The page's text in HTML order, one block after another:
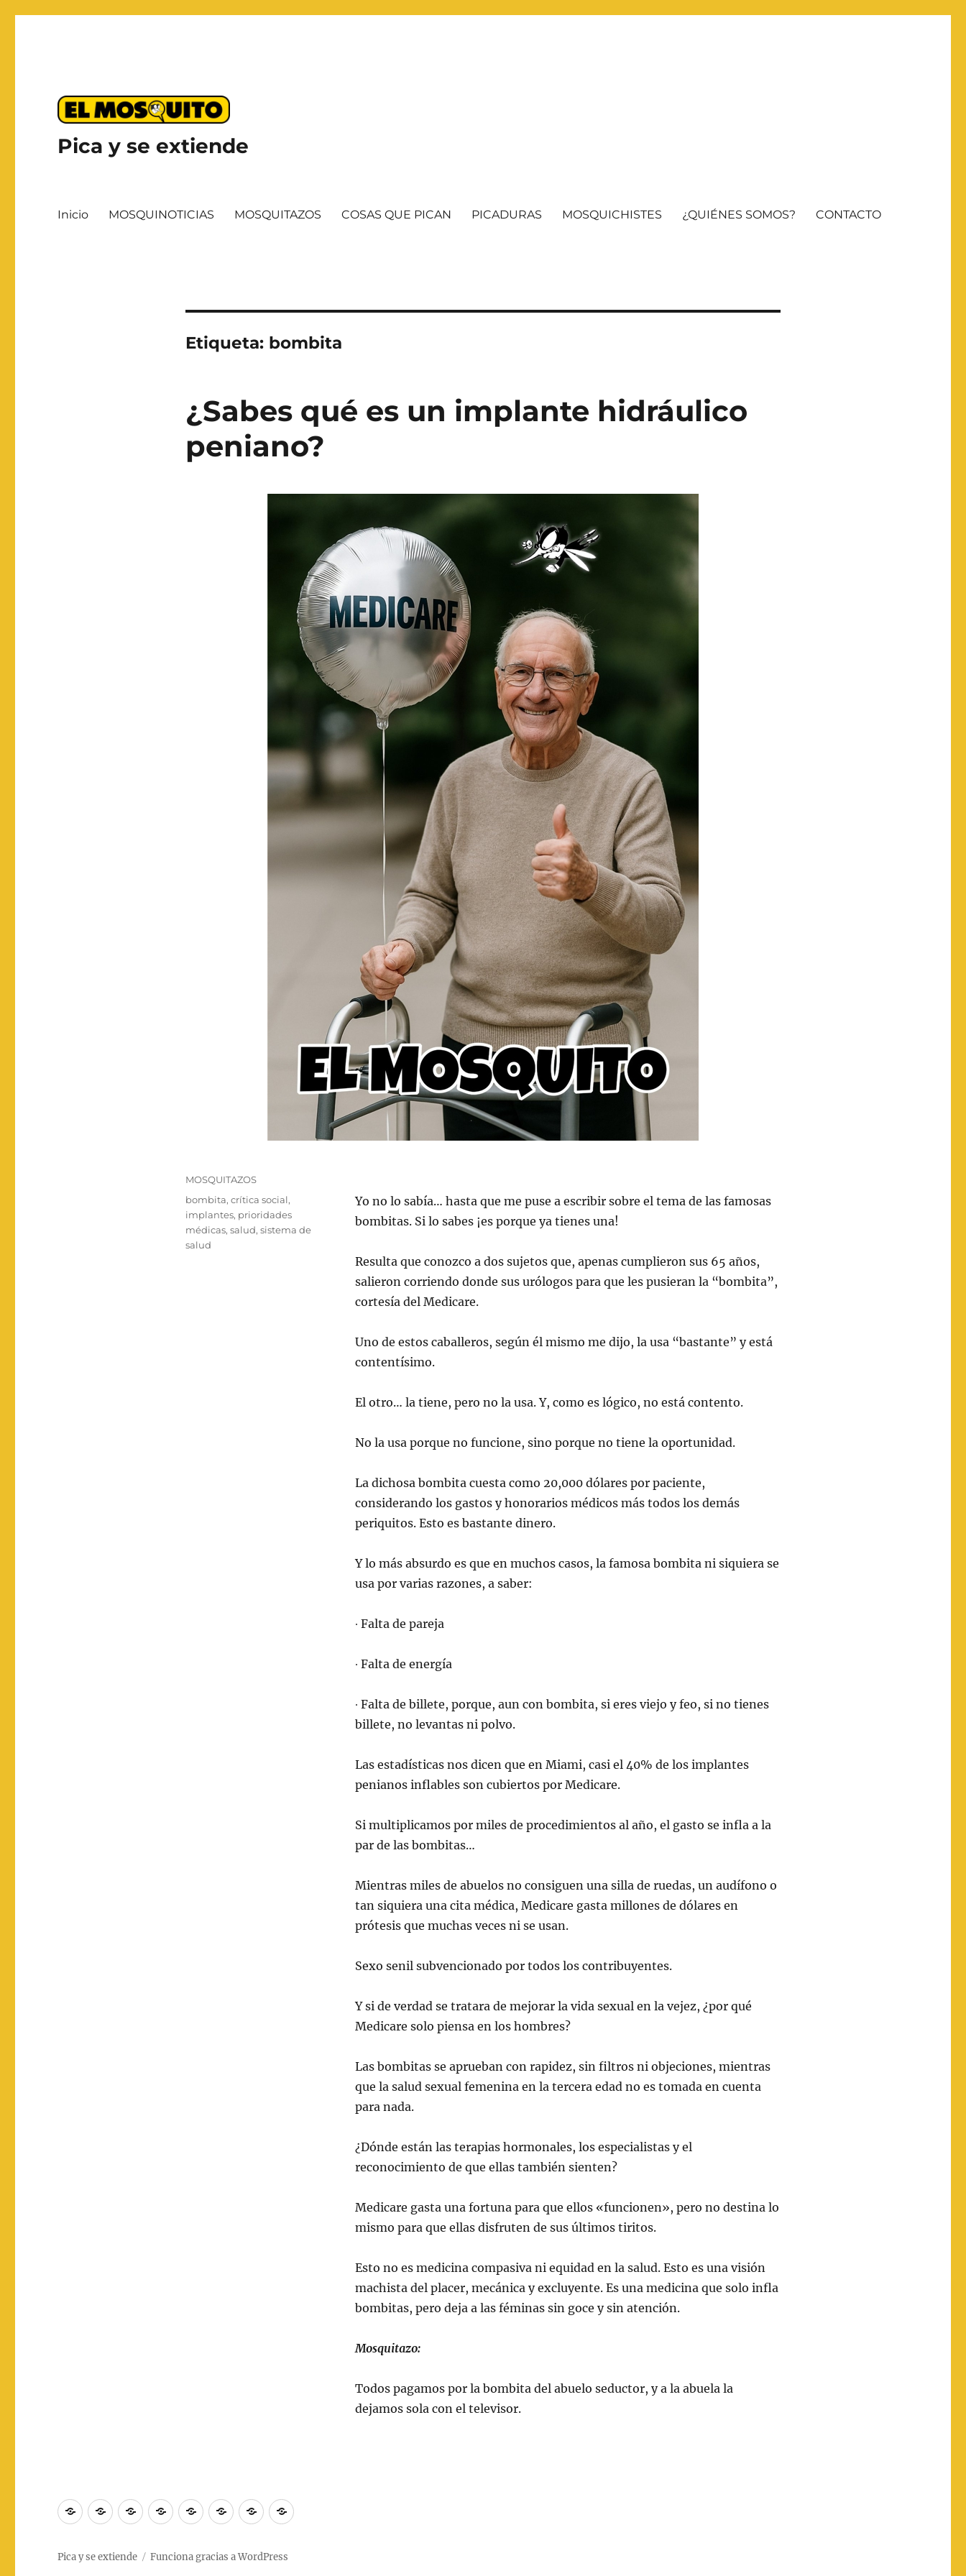
Pica y se extiende
Inicio MOSQUINOTICIAS MOSQUITAZOS COSAS QUE PICAN PICADURAS MOSQUICHISTES ¿QUIÉNES SOMOS? CONTACTO
Etiqueta: bombita
¿Sabes qué es un implante hidráulico
peniano?
Yo no lo sabía… hasta que me puse a escribir sobre el tema de las famosas
bombitas. Si lo sabes ¡es porque ya tienes una!
Resulta que conozco a dos sujetos que, apenas cumplieron sus 65 años,
salieron corriendo donde sus urólogos para que les pusieran la “bombita”,
cortesía del Medicare.
Uno de estos caballeros, según él mismo me dijo, la usa “bastante” y está
contentísimo.
El otro… la tiene, pero no la usa. Y, como es lógico, no está contento.
No la usa porque no funcione, sino porque no tiene la oportunidad.
La dichosa bombita cuesta como 20,000 dólares por paciente,
considerando los gastos y honorarios médicos más todos los demás
periquitos. Esto es bastante dinero.
Y lo más absurdo es que en muchos casos, la famosa bombita ni siquiera se
usa por varias razones, a saber:
∙ Falta de pareja
∙ Falta de energía
∙ Falta de billete, porque, aun con bombita, si eres viejo y feo, si no tienes
billete, no levantas ni polvo.
Las estadísticas nos dicen que en Miami, casi el 40% de los implantes
penianos inflables son cubiertos por Medicare.
Si multiplicamos por miles de procedimientos al año, el gasto se infla a la
par de las bombitas…
Mientras miles de abuelos no consiguen una silla de ruedas, un audífono o
tan siquiera una cita médica, Medicare gasta millones de dólares en
prótesis que muchas veces ni se usan.
Sexo senil subvencionado por todos los contribuyentes.
Y si de verdad se tratara de mejorar la vida sexual en la vejez, ¿por qué
Medicare solo piensa en los hombres?
Las bombitas se aprueban con rapidez, sin filtros ni objeciones, mientras
que la salud sexual femenina en la tercera edad no es tomada en cuenta
para nada.
¿Dónde están las terapias hormonales, los especialistas y el
reconocimiento de que ellas también sienten?
Medicare gasta una fortuna para que ellos «funcionen», pero no destina lo
mismo para que ellas disfruten de sus últimos tiritos.
Esto no es medicina compasiva ni equidad en la salud. Esto es una visión
machista del placer, mecánica y excluyente. Es una medicina que solo infla
bombitas, pero deja a las féminas sin goce y sin atención.
Mosquitazo:
Todos pagamos por la bombita del abuelo seductor, y a la abuela la
dejamos sola con el televisor.
Categorías
MOSQUITAZOS
Etiquetas
bombita, crítica social,
implantes, prioridades
médicas, salud, sistema de
salud
InicioMOSQUINOTICIAS
MOSQUITAZOS
COSAS
PICAN
PICADURAS
MOSQUICHISTES
¿QUIÉNESCONTACTO
Pica y se extiende Funciona gracias a WordPress